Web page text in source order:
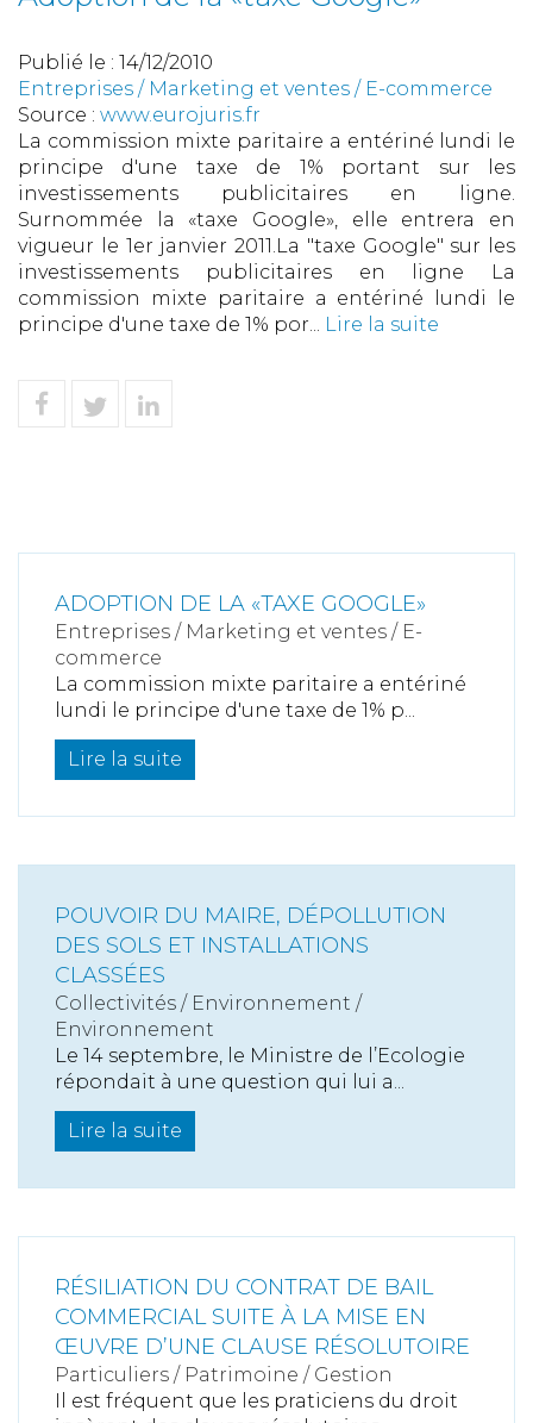
Publié le : 14/12/2010
Entreprises / Marketing et ventes / E-commerce
Source : www.eurojuris.fr
La commission mixte paritaire a entériné lundi le
principe d'une taxe de 1% portant sur les
investissements publicitaires en ligne.
Surnommée la «taxe Google», elle entrera en
vigueur le 1er janvier 2011.La "taxe Google" sur les
investissements publicitaires en ligne La
commission mixte paritaire a entériné lundi le
principe d'une taxe de 1% por... Lire la suite
ADOPTION DE LA «TAXE GOOGLE»
Entreprises / Marketing et ventes / E-
commerce
La commission mixte paritaire a entériné
lundi le principe d'une taxe de 1% p...
Lire la suite
POUVOIR DU MAIRE, DÉPOLLUTION
DES SOLS ET INSTALLATIONS
CLASSÉES
Collectivités / Environnement /
Environnement
Le 14 septembre, le Ministre de l’Ecologie
répondait à une question qui lui a...
Lire la suite
RÉSILIATION DU CONTRAT DE BAIL
COMMERCIAL SUITE À LA MISE EN
ŒUVRE D’UNE CLAUSE RÉSOLUTOIRE
Particuliers / Patrimoine / Gestion
Il est fréquent que les praticiens du droit